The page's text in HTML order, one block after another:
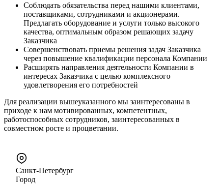
Соблюдать обязательства перед нашими клиентами,
поставщиками, сотрудниками и акционерами.
Предлагать оборудование и услуги только высокого
качества, оптимальным образом решающих задачу
Заказчика
Совершенствовать приемы решения задач Заказчика
через повышение квалификации персонала Компании
Расширять направления деятельности Компании в
интересах Заказчика с целью комплексного
удовлетворения его потребностей
Для реализации вышеуказанного мы заинтересованы в
приходе к нам мотивированных, компетентных,
работоспособных сотрудников, заинтересованных в
совместном росте и процветании.
Санкт-Петербург
Город